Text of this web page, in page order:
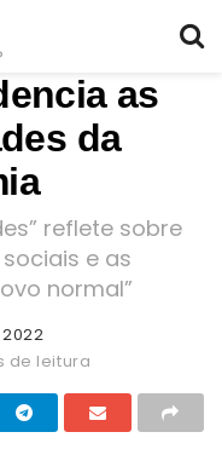
as
da
reflete sobre
e as
normal”
de leitura